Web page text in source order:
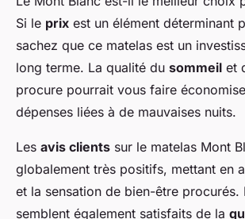
Si le prix est un élément déterminant
sachez que ce matelas est un
long terme. La qualité du sommeil et
procure pourrait vous faire
dépenses liées à de mauvaises nuits.
Les avis clients sur le matelas Mont
globalement très positifs, mettant en
et la sensation de bien-être procurés.
semblent également satisfaits de la